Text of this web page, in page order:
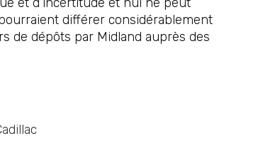
différer considérablement
de dépôts par Midland auprès des